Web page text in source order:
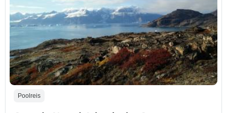
Poolreis